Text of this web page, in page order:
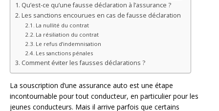
Qu’est-ce qu’une fausse déclaration à l’assurance ?
Les sanctions encourues en cas de fausse déclaration
La nullité du contrat
La résiliation du contrat
Le refus d’indemnisation
Les sanctions pénales
Comment éviter les fausses déclarations ?
La souscription d’une assurance auto est une étape
incontournable pour tout conducteur, en particulier pour les
jeunes conducteurs. Mais il arrive parfois que certains